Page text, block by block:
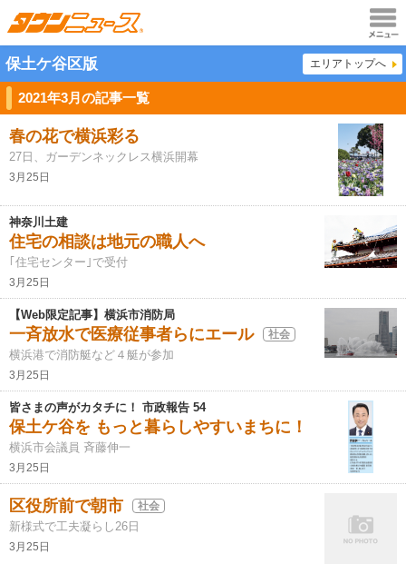
メニュ
ー
保土ケ谷区版 エリアトップへ
2021年3月の記事一覧
春の花で横浜彩る
27日、ガーデンネックレス横浜開幕
3月25日
神奈川土建
住宅の相談は地元の職人へ
｢住宅センター｣で受付
3月25日
【Web限定記事】横浜市消防局
一斉放水で医療従事者らにエール 社会
横浜港で消防艇など４艇が参加
3月25日
皆さまの声がカタチに！ 市政報告 54
保土ケ谷を もっと暮らしやすいまちに！
横浜市会議員 斉藤伸一
3月25日
区役所前で朝市 社会
新様式で工夫凝らし26日
3月25日